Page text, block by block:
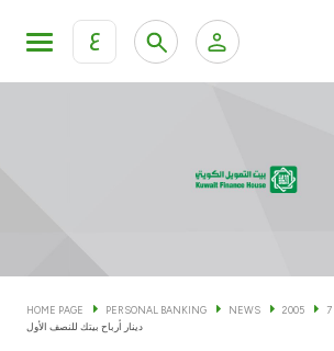
ع
KFH Online Corporate Banking Services
Cards
Banking Tiers
HOME PAGE PERSONAL BANKING NEWS 2005 7
دينار أرباح بيتك للنصف الأول